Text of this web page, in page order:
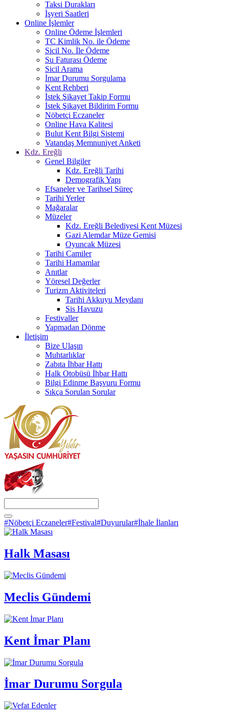
Taksi Durakları
İşyeri Saatleri
Online İşlemler
Online Ödeme İşlemleri
TC Kimlik No. ile Ödeme
Sicil No. İle Ödeme
Su Faturası Ödeme
Sicil Arama
İmar Durumu Sorgulama
Kent Rehberi
İstek Şikayet Takip Formu
İstek Şikayet Bildirim Formu
Nöbetçi Eczaneler
Online Hava Kalitesi
Bulut Kent Bilgi Sistemi
Vatandaş Memnuniyet Anketi
Kdz. Ereğli
Genel Bilgiler
Kdz. Ereğli Tarihi
Demografik Yapı
Efsaneler ve Tarihsel Süreç
Tarihi Yerler
Mağaralar
Müzeler
Kdz. Ereğli Belediyesi Kent Müzesi
Gazi Alemdar Müze Gemisi
Oyuncak Müzesi
Tarihi Camiler
Tarihi Hamamlar
Anıtlar
Yöresel Değerler
Turizm Aktiviteleri
Tarihi Akkuyu Meydanı
Sis Havuzu
Festivaller
Yapmadan Dönme
İletişim
Bize Ulaşın
Muhtarlıklar
Zabıta İhbar Hattı
Halk Otobüsü İhbar Hattı
Bilgi Edinme Başvuru Formu
Sıkça Sorulan Sorular
#Nöbetçi Eczaneler#Festival#Duyurular#İhale İlanları
Halk Masası
Meclis Gündemi
Kent İmar Planı
İmar Durumu Sorgula